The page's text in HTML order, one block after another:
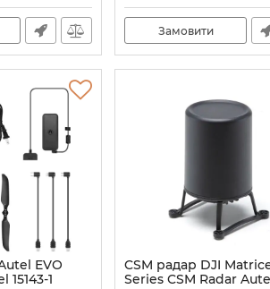
Замовити
EVO
15143-1
CSM радар DJI
Series CSM Radar